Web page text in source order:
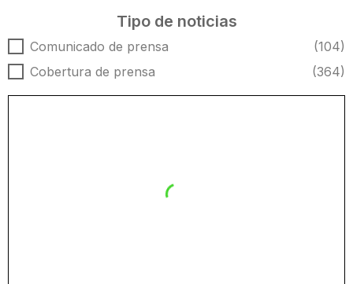
Tipo de noticias
Tipo de noticias
Comunicado de prensa
(104)
Cobertura de prensa
(364)